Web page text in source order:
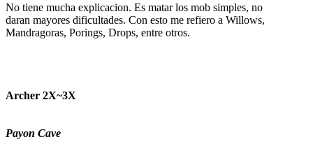
No tiene mucha explicacion. Es matar los mob simples, no
daran mayores dificultades. Con esto me refiero a Willows,
Mandragoras, Porings, Drops, entre otros.
Archer 2X~3X
Payon Cave